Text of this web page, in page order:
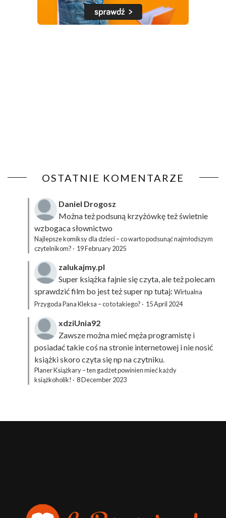
OSTATNIE KOMENTARZE
Daniel Drogosz
Można też podsuną krzyżówkęteż świetnie
wzbogaca słownictwo
Najlepsze komiksy dla dzieci – co warto podsunąć najmłodszym
czytelnikom? · 19 February 2025
zalukajmy.pl
Super książka fajnie się czyta, ale też polecam
sprawdzić film bo jest też super np tutaj: Wirtualna
Przygoda Pana Kleksa – co to takiego? · 15 April 2024
xdziUnia92
Zawsze można mieć męża programistę i
posiadać takie coś na stronie internetowej i nie nosić
książki skoro czyta się np na czytniku.
Planer Książkary – ten gadżet powinien mieć każdy
książkoholik! · 8 December 2023